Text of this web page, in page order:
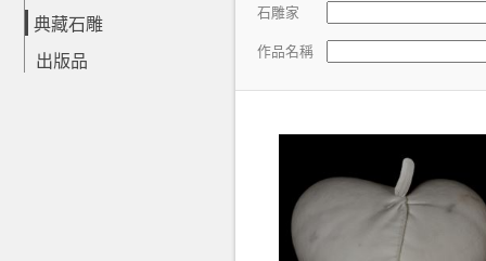
典藏石雕
出版品
石雕家
作品名稱